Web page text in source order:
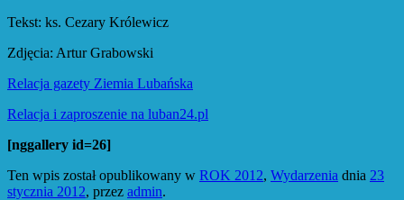
Tekst: ks. Cezary Królewicz
Zdjęcia: Artur Grabowski
Relacja gazety Ziemia Lubańska
Relacja i zaproszenie na luban24.pl
[nggallery id=26]
Ten wpis został opublikowany w ROK 2012, Wydarzenia dnia 23
stycznia 2012, przez admin.